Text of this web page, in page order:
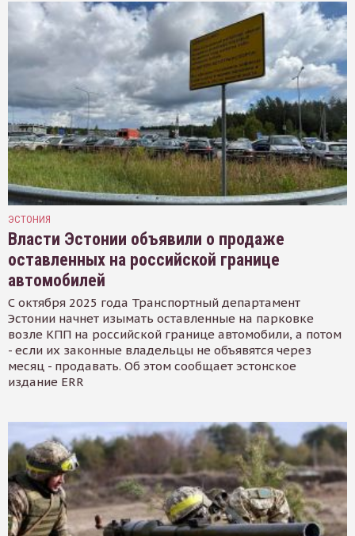
ЭСТОНИЯ
Власти Эстонии объявили о продаже
оставленных на российской границе
автомобилей
С октября 2025 года Транспортный департамент
Эстонии начнет изымать оставленные на парковке
возле КПП на российской границе автомобили, а потом
- если их законные владельцы не объявятся через
месяц - продавать. Об этом сообщает эстонское
издание ERR